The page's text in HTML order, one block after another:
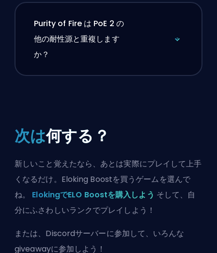
Purity of Fire は PoE 2 の
他の耐性源と重複します
か？
次は何する？
新しいこと覚えたなら、あとは実際にプレイして上手
くなるだけ。Eloking Boostを買うゲームを選んで
ね。 ElokingでELO Boostを購入しよう そして、自
分にふさわしいランクでプレイしよう！
または、 Discordサーバーに参加して、いろんな
giveawayに参加しよう！